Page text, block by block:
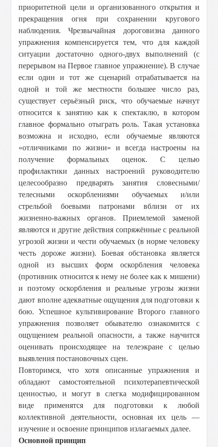
приоритетной цели и организованного открытия и
прекращения огня при сохранении кругового
наблюдения. Чрезвычайная дороговизна данного
упражнения компенсируется тем, что для каждой
ситуации достаточно одного-двух выполнений (с
перерывом на Первое главное упражнение). В случае
если один и тот же сценарий отрабатывается на
одной и той же местности большее число раз,
существует серьёзный риск, что обучаемые начнут
относится к занятию как к спектаклю, в котором
главное формально отыграть роль. Такая установка
возможна и исходно, если обучаемые являются
«отличниками по жизни» и всегда настроены на
получение формальных оценок. С целью
профилактики данных настроений руководителю
целесообразно предварять занятия словесными/
телесными оскорблениями обучаемых и/или
стрельбой боевыми патронами вблизи от их
жизненно-важных органов. Приемлемой заменой
являются и другие действия сопряжённые с реальной
угрозой жизни и чести обучаемых (в норме человеку
честь дороже жизни). Боевая обстановка является
одной из высших форм оскорбления человека
(противник относится к нему не более как к мишени)
и поэтому оскорбления и реальные угрозы жизни
дают вполне адекватные ощущения для подготовки к
бою. Успешное культивирование Второго главного
упражнения позволяет обывателю ознакомится с
ощущением реальной опасности, а также научится
оценивать происходящее на телеэкране с целью
выявления постановочных сцен.
Повторимся, что хотя описанные упражнения и
обладают самостоятельной психотерапевтической
ценностью, и могут в слегка модифицированном
виде применятся для подготовки к любой
коллективной деятельности, основная их цель —
изучение и освоение принципов излагаемых далее.
Основной принцип